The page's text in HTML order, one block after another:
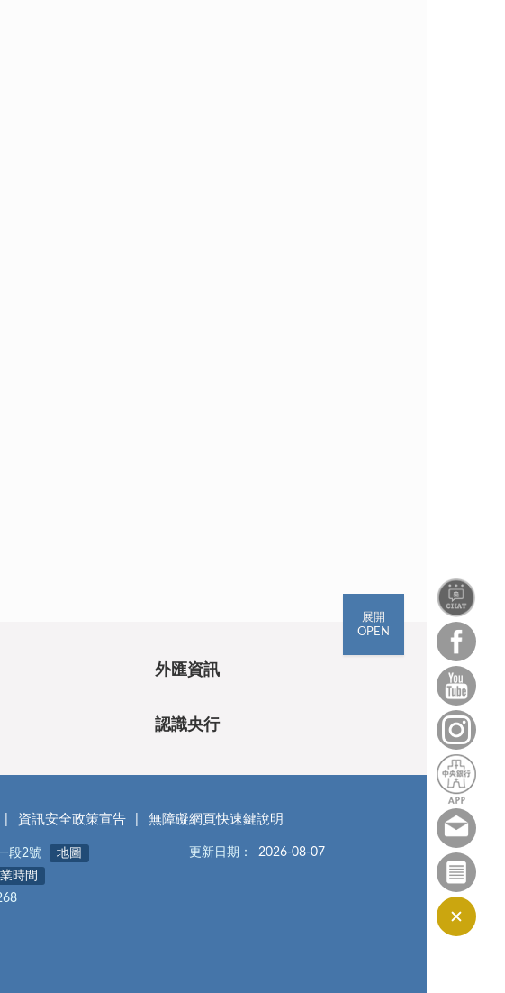
展開
OPEN
外匯資訊
認識央行
資訊安全政策宣告 無障礙網頁快速鍵說明
段2號
地圖
時間
更新日期： 2026-08-07